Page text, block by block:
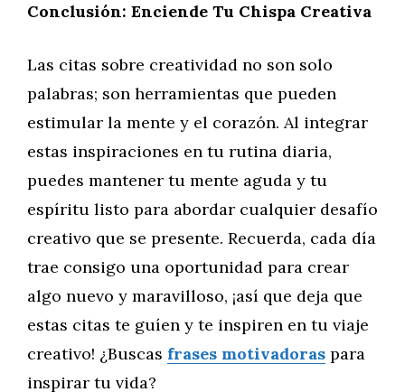
Conclusión: Enciende Tu Chispa Creativa
Las citas sobre creatividad no son solo
palabras; son herramientas que pueden
estimular la mente y el corazón. Al integrar
estas inspiraciones en tu rutina diaria,
puedes mantener tu mente aguda y tu
espíritu listo para abordar cualquier desafío
creativo que se presente. Recuerda, cada día
trae consigo una oportunidad para crear
algo nuevo y maravilloso, ¡así que deja que
estas citas te guíen y te inspiren en tu viaje
creativo! ¿Buscas frases motivadoras para
inspirar tu vida?